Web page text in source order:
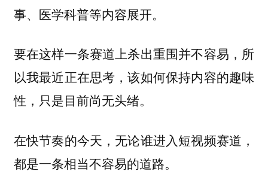
事、医学科普等内容展开。
要在这样一条赛道上杀出重围并不容易，所
以我最近正在思考，该如何保持内容的趣味
性，只是目前尚无头绪。
在快节奏的今天，无论谁进入短视频赛道，
都是一条相当不容易的道路。